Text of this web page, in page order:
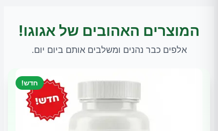
המוצרים האהובים של אגוגו!
אלפים כבר נהנים ומשלבים אותם ביום יום.
חדש!